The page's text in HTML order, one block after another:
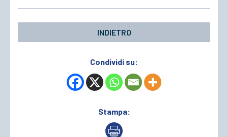
INDIETRO
Condividi su:
Stampa: